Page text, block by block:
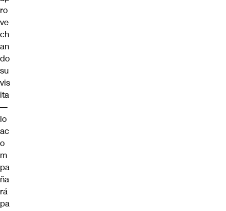
ro
ve
ch
an
do
su
vis
ita
—
lo
ac
o
m
pa
ña
rá
pa